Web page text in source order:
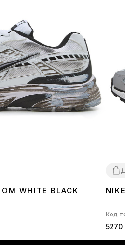
WHITE BLACK 3637
Код
5270